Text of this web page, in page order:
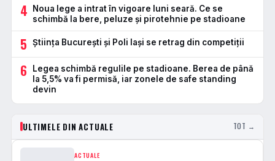
4
Noua lege a intrat în vigoare luni seară. Ce se
schimbă la bere, peluze și pirotehnie pe stadioane
5 Știința București și Poli Iași se retrag din competiții
6
Legea schimbă regulile pe stadioane. Berea de până
la 5,5% va fi permisă, iar zonele de safe standing
devin
ULTIMELE DIN ACTUALE TOT →
ACTUALE